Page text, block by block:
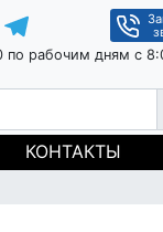
по рабочим дням с
КОНТАКТЫ